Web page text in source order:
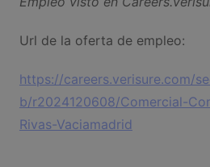
Url de la oferta de empleo:
https://careers.verisure.com/
b/r2024120608/Comercial-
Rivas-Vaciamadrid